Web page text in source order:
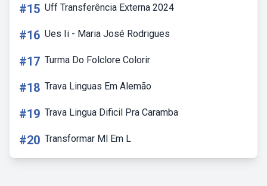
#15 Uff Transferência Externa 2024
#16 Ues Ii - Maria José Rodrigues
#17 Turma Do Folclore Colorir
#18 Trava Linguas Em Alemão
#19 Trava Lingua Dificil Pra Caramba
#20 Transformar Ml Em L